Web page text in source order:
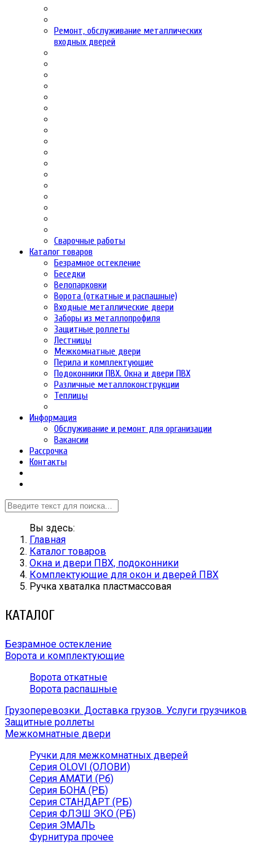
Ремонт, обслуживание металлических
входных дверей
Сварочные работы
Каталог товаров
Безрамное остекление
Беседки
Велопарковки
Ворота (откатные и распашные)
Входные металлические двери
Заборы из металлопрофиля
Защитные роллеты
Лестницы
Межкомнатные двери
Перила и комплектующие
Подоконники ПВХ. Окна и двери ПВХ
Различные металлоконструкции
Теплицы
Информация
Обслуживание и ремонт для организации
Вакансии
Рассрочка
Контакты
Вы здесь:
Главная
Каталог товаров
Окна и двери ПВХ, подоконники
Комплектующие для окон и дверей ПВХ
Ручка хваталка пластмассовая
КАТАЛОГ
Безрамное остекление
Ворота и комплектующие
Ворота откатные
Ворота распашные
Грузоперевозки. Доставка грузов. Услуги грузчиков
Защитные роллеты
Межкомнатные двери
Ручки для межкомнатных дверей
Серия OLOVI (ОЛОВИ)
Серия АМАТИ (Рб)
Серия БОНА (РБ)
Серия СТАНДАРТ (РБ)
Серия ФЛЭШ ЭКО (РБ)
Серия ЭМАЛЬ
Фурнитура прочее